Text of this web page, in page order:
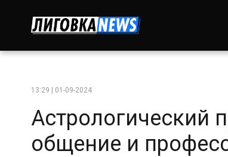
13:29 | 01-09-2024
Астрологический
общение и